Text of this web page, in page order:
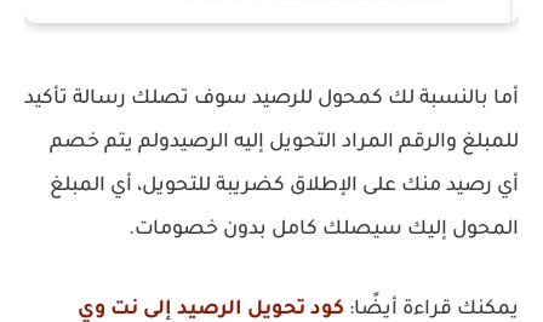
أما بالنسبة لك كمحول للرصيد سوف تصلك رسالة تأكيد
للمبلغ والرقم المراد التحويل إليه الرصيدولم يتم خصم
أي رصيد منك على الإطلاق كضريبة للتحويل، أي المبلغ
المحول إليك سيصلك كامل بدون خصومات.
يمكنك قراءة أيضًا: كود تحويل الرصيد إلى نت وي